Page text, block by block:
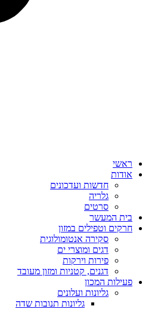
ראשי
אודות
חדשות ועדכונים
גלריה
סרטים
בית המעשר
חרקים וטפילים במזון
סקירה אנטומולוגית
דגים ומוצרי ים
פירות וירקות
דגנים, קטניות ומזון מעובד
פעילות המכון
גליונות ועלונים
גליונות תנובות שדה